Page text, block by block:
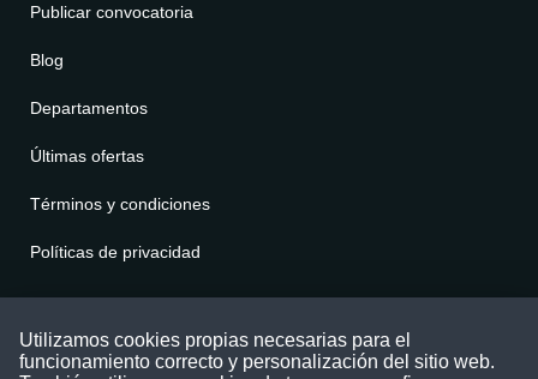
Publicar convocatoria
Blog
Departamentos
Últimas ofertas
Términos y condiciones
Políticas de privacidad
Puede comunicarse con nosotros a través
Utilizamos cookies propias necesarias para el
funcionamiento correcto y personalización del sitio web.